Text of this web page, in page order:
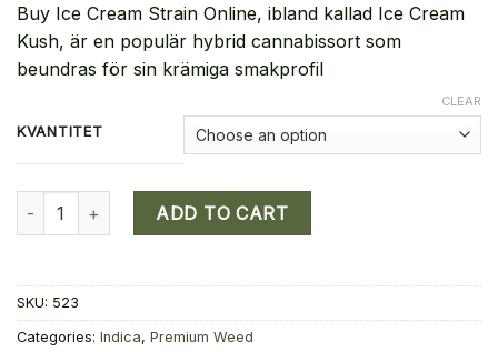
1,219.45 kr
through
8,241.80 kr
Buy Ice Cream Strain Online, ibland kallad Ice Cream
Kush, är en populär hybrid cannabissort som
beundras för sin krämiga smakprofil
KVANTITET
CLEAR
Buy Ice Cream Strain Online quantity
ADD TO CART
SKU: 523
Categories: Indica, Premium Weed